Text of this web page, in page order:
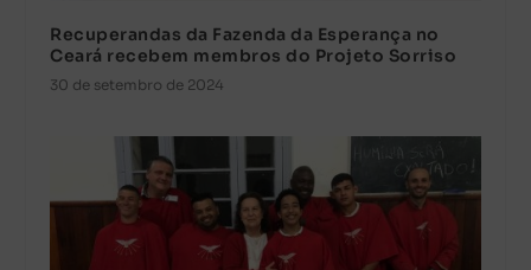
Recuperandas da Fazenda da Esperança no
Ceará recebem membros do Projeto Sorriso
30 de setembro de 2024